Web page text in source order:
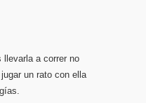
llevarla a correr no
un rato con ella